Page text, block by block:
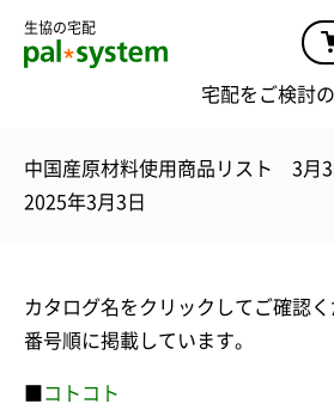
生協の宅配
宅配をご検討
中国産原材料使用商品リスト 3月3
2025年3月3日
カタログ名をクリックしてご確認
番号順に掲載しています。
コトコト